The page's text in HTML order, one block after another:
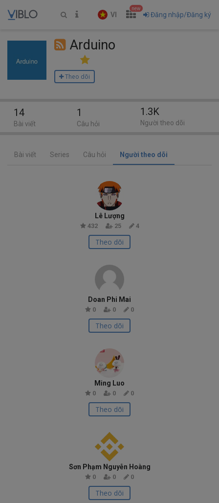
VI
new
Đăng nhập/Đăng ký
Arduino
Theo dõi
Bài viết Series Câu hỏi Người theo dõi
Lê Lượng
432 25 4
Theo dõi
Doan Phi Mai
0 0 0
Theo dõi
Ming Luo
0 0 0
Theo dõi
Sơn Phạm Nguyễn Hoàng
0 0 0
Theo dõi
14
Bài viết
1
Câu hỏi
1.3K
Người theo dõi